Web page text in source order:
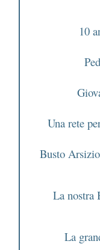
10
Una rete
Busto
La nostra
La